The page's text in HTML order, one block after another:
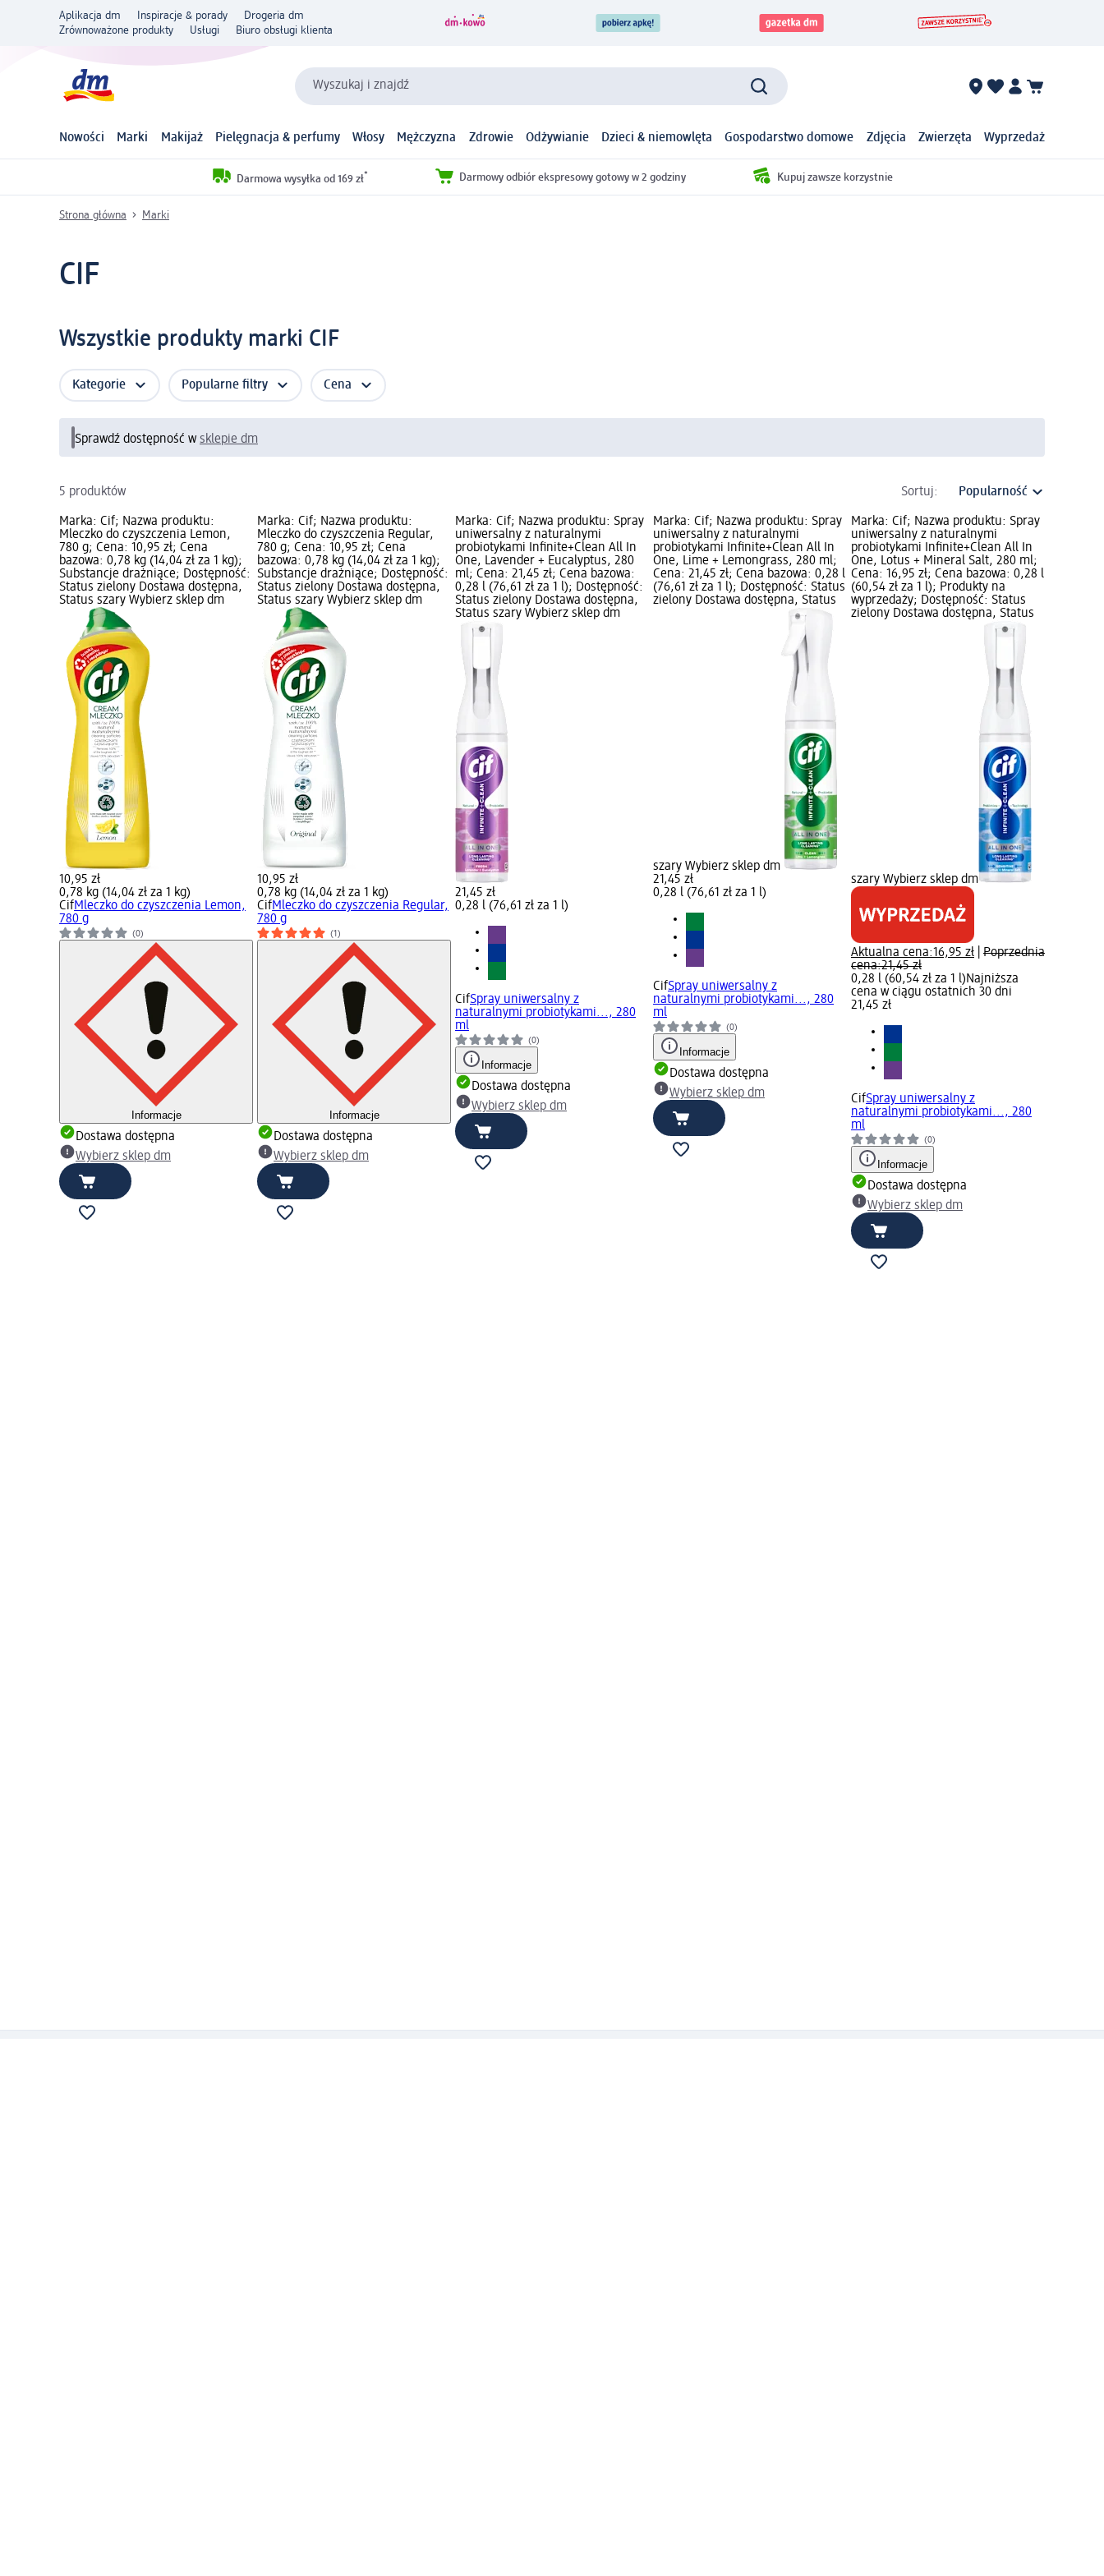
Aplikacja dm Inspiracje & porady
Drogeria dm
Zrównoważone produkty
Usługi Biuro obsługi klienta
Wyszukaj i znajdź
Nowości Marki Makijaż Pielęgnacja & perfumy Włosy Mężczyzna Zdrowie Odżywianie Dzieci & niemowlęta Gospodarstwo domowe Zdjęcia Zwierzęta Wyprzedaż
Darmowa wysyłka od 169 zł* Darmowy odbiór ekspresowy gotowy w 2 godziny Kupuj zawsze korzystnie
Strona główna Marki
CIF
Wszystkie produkty marki CIF
Kategorie Popularne filtry Cena
Sprawdź dostępność w sklepie dm
5 produktów Sortuj:
Marka: Cif; Nazwa produktu:
Mleczko do czyszczenia Lemon,
780 g; Cena: 10,95 zł; Cena
bazowa: 0,78 kg (14,04 zł za 1 kg);
Substancje drażniące; Dostępność:
Status zielony Dostawa dostępna,
Status szary Wybierz sklep dm
10,95 zł
0,78 kg (14,04 zł za 1 kg)
CifMleczko do czyszczenia Lemon,
780 g
(0)
Informacje
Dostawa dostępna
Wybierz sklep dm
Marka: Cif; Nazwa produktu:
Mleczko do czyszczenia Regular,
780 g; Cena: 10,95 zł; Cena
bazowa: 0,78 kg (14,04 zł za 1 kg);
Substancje drażniące; Dostępność:
Status zielony Dostawa dostępna,
Status szary Wybierz sklep dm
10,95 zł
0,78 kg (14,04 zł za 1 kg)
CifMleczko do czyszczenia Regular,
780 g
(1)
Informacje
Dostawa dostępna
Wybierz sklep dm
Marka: Cif; Nazwa produktu: Spray
uniwersalny z naturalnymi
probiotykami Infinite+Clean All In
One, Lavender + Eucalyptus, 280
ml; Cena: 21,45 zł; Cena bazowa:
0,28 l (76,61 zł za 1 l); Dostępność:
Status zielony Dostawa dostępna,
Status szary Wybierz sklep dm
21,45 zł
0,28 l (76,61 zł za 1 l)
CifSpray uniwersalny z
naturalnymi probiotykami..., 280
ml
(0)
Informacje
Dostawa dostępna
Wybierz sklep dm
Marka: Cif; Nazwa produktu: Spray
uniwersalny z naturalnymi
probiotykami Infinite+Clean All In
One, Lime + Lemongrass, 280 ml;
Cena: 21,45 zł; Cena bazowa: 0,28 l
(76,61 zł za 1 l); Dostępność: Status
zielony Dostawa dostępna, Status
szary Wybierz sklep dm
21,45 zł
0,28 l (76,61 zł za 1 l)
CifSpray uniwersalny z
naturalnymi probiotykami..., 280
ml
(0)
Informacje
Dostawa dostępna
Wybierz sklep dm
Marka: Cif; Nazwa produktu: Spray
uniwersalny z naturalnymi
probiotykami Infinite+Clean All In
One, Lotus + Mineral Salt, 280 ml;
Cena: 16,95 zł; Cena bazowa: 0,28 l
(60,54 zł za 1 l); Produkty na
wyprzedaży; Dostępność: Status
zielony Dostawa dostępna, Status
szary Wybierz sklep dm
Aktualna cena:16,95 zł
Poprzednia
cena:21,45 zł
0,28 l (60,54 zł za 1 l)Najniższa
cena w ciągu ostatnich 30 dni
21,45 zł
CifSpray uniwersalny z
naturalnymi probiotykami..., 280
ml
(0)
Informacje
Dostawa dostępna
Wybierz sklep dm